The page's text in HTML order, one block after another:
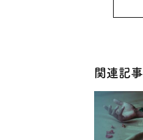
関連記事